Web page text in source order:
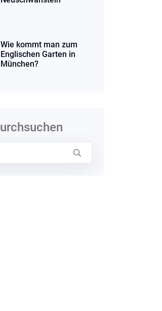
Wie kommt man zum
Englischen Garten in
München?